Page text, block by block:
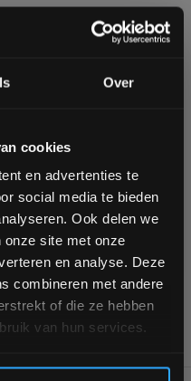
Over
cookies
en advertenties te
social media te bieden
Ook delen we
onze site met onze
en analyse. Deze
combineren met andere
of die ze hebben
van hun services.
plyo box
schwinn
spieren spiergroei
je volgende
om op de hoogte te
deals en meer
op je eerstvolgende
😀